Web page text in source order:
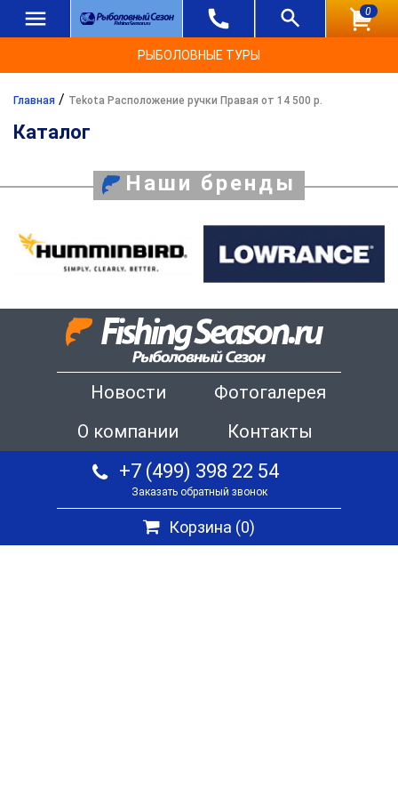
0
РЫБОЛОВНЫЕ ТУРЫ
Главная / Tekota Расположение ручки Правая от 14 500 р.
Каталог
Наши бренды
Новости
Фотогалерея
О компании
Контакты
+7 (499) 398 22 54
Заказать обратный звонок
Корзина (0)